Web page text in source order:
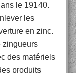
le 19140.
les
en zinc.
zingueurs
des matériels
produits